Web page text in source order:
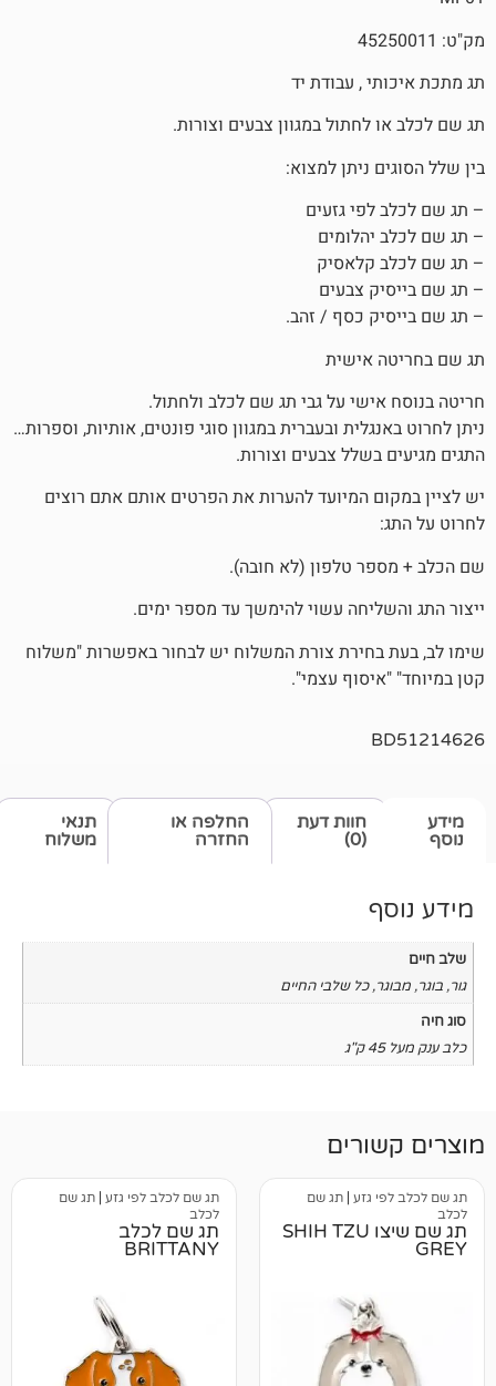
, עבודת יד
במגוון צבעים וצורות.
למצוא:
גזעים
צבעים
כסף / זהב.
על גבי תג שם לכלב ולחתול.
ובעברית במגוון סוגי פונטים, אותיות, וספרות…
צבעים וצורות.
המיועד להערות את הפרטים אותם אתם רוצים
טלפון (לא חובה).
עשוי להימשך עד מספר ימים.
צורת המשלוח יש לבחור באפשרות "משלוח
עצמי".
תנאי
משלוח
חוות דעת
החלפה או
החזרה
כל שלבי החיים
|תג שם
תג שם שיצו SHIH TZU
תג שם לכלב לפי גזע |תג שם
תג שם לכלב